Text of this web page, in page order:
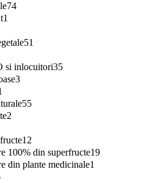
74
1
51
si inlocuitori35
3
55
2
12
100% din superfructe19
din plante medicinale1